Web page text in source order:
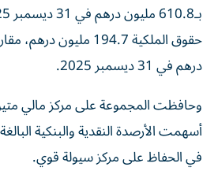
درهم في 31 ديسمبر 2025.
وحافظت المجموعة على مركز مالي
في الحفاظ على مركز سيولة قوي.